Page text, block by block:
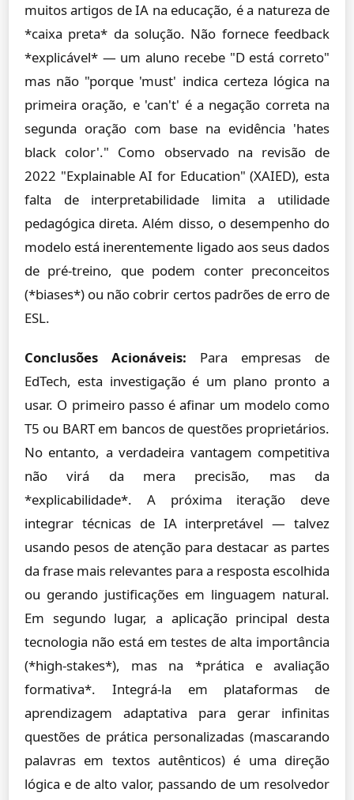
muitos artigos de IA na educação, é a natureza de
*caixa preta* da solução. Não fornece feedback
*explicável* — um aluno recebe "D está correto"
mas não "porque 'must' indica certeza lógica na
primeira oração, e 'can't' é a negação correta na
segunda oração com base na evidência 'hates
black color'." Como observado na revisão de
2022 "Explainable AI for Education" (XAIED), esta
falta de interpretabilidade limita a utilidade
pedagógica direta. Além disso, o desempenho do
modelo está inerentemente ligado aos seus dados
de pré-treino, que podem conter preconceitos
(*biases*) ou não cobrir certos padrões de erro de
ESL.
Conclusões Acionáveis: Para empresas de
EdTech, esta investigação é um plano pronto a
usar. O primeiro passo é afinar um modelo como
T5 ou BART em bancos de questões proprietários.
No entanto, a verdadeira vantagem competitiva
não virá da mera precisão, mas da
*explicabilidade*. A próxima iteração deve
integrar técnicas de IA interpretável — talvez
usando pesos de atenção para destacar as partes
da frase mais relevantes para a resposta escolhida
ou gerando justificações em linguagem natural.
Em segundo lugar, a aplicação principal desta
tecnologia não está em testes de alta importância
(*high-stakes*), mas na *prática e avaliação
formativa*. Integrá-la em plataformas de
aprendizagem adaptativa para gerar infinitas
questões de prática personalizadas (mascarando
palavras em textos autênticos) é uma direção
lógica e de alto valor, passando de um resolvedor